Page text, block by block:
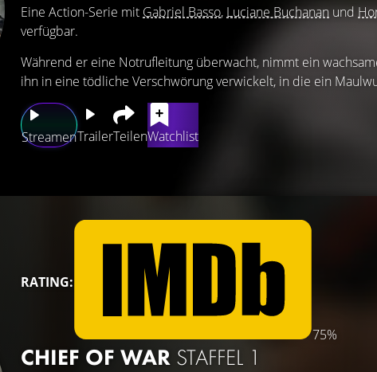
Eine Action-Serie mit Gabriel Basso, Luciane Buchanan und
verfügbar.
StreamenTrailerTeilenWatchlist
Während er eine Notrufleitung überwacht, nimmt ein
ihn in eine tödliche Verschwörung verwickelt, in die ein
RATING:
75%
CHIEF OF WAR STAFFEL 1